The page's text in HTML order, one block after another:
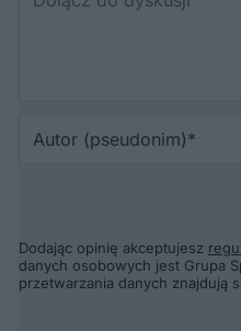
Dodając opinię akceptujesz
danych osobowych jest Grupa
przetwarzania danych znajdują